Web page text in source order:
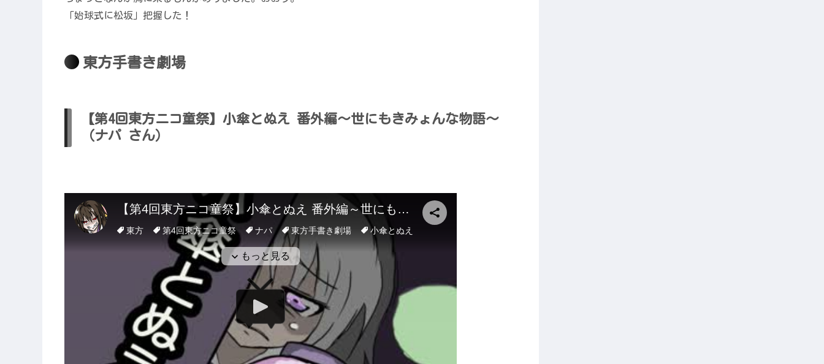
「始球式に松坂」把握した！
東方手書き劇場
【第4回東方ニコ童祭】小傘とぬえ 番外編～世にもきみょんな物語～
（ナパ さん）